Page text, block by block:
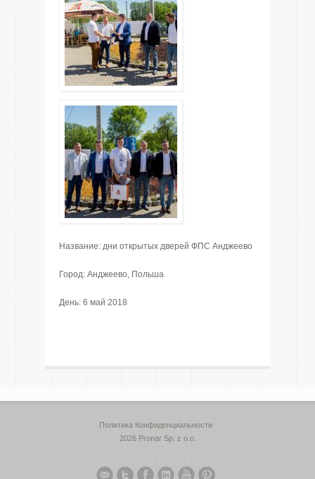
Название: дни открытых дверей ФПС Анджеево
Город: Анджеево, Польша
День: 6 май 2018
Политика Конфиденциальности
2026 Pronar Sp. z o.o.